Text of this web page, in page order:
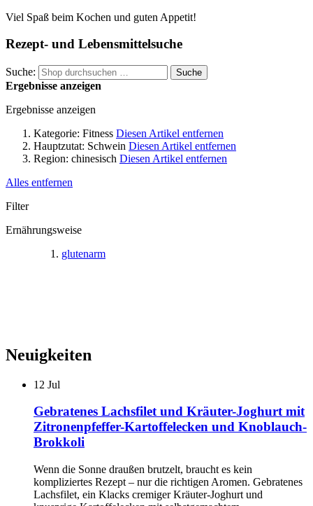
Viel Spaß beim Kochen und guten Appetit!
Rezept- und Lebensmittelsuche
Suche: Suche
Ergebnisse anzeigen
Ergebnisse anzeigen
Kategorie: Fitness Diesen Artikel entfernen
Hauptzutat: Schwein Diesen Artikel entfernen
Region: chinesisch Diesen Artikel entfernen
Alles entfernen
Filter
Ernährungsweise
glutenarm
Neuigkeiten
12 Jul
Gebratenes Lachsfilet und Kräuter-Joghurt mit
Zitronenpfeffer-Kartoffelecken und Knoblauch-
Brokkoli
Wenn die Sonne draußen brutzelt, braucht es kein
kompliziertes Rezept – nur die richtigen Aromen. Gebratenes
Lachsfilet, ein Klacks cremiger Kräuter-Joghurt und